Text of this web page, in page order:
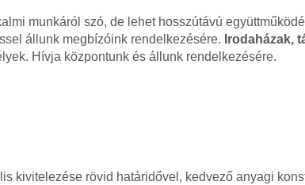
munkáról szó, de lehet hosszútávú
állunk megbízóink rendelkezésére. Irodaházak,
Hívja központunk és állunk rendelkezésére.
kivitelezése rövid határidővel, kedvező anyagi